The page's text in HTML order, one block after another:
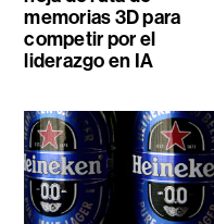
memorias 3D para
competir por el
liderazgo en IA